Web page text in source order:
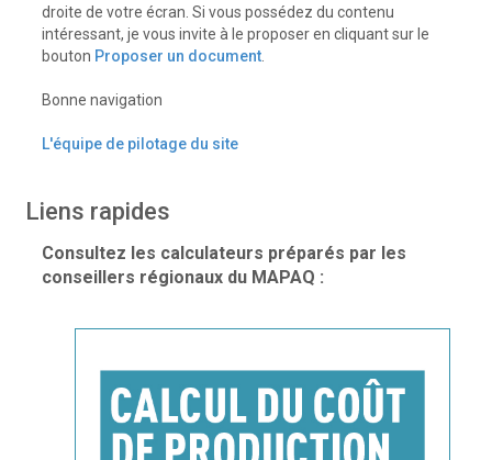
droite de votre écran. Si vous possédez du contenu
intéressant, je vous invite à le proposer en cliquant sur le
bouton Proposer un document
Bonne navigation
L'équipe de pilotage du site
Liens rapides
Consultez les calculateurs préparés par les
conseillers régionaux du MAPAQ :